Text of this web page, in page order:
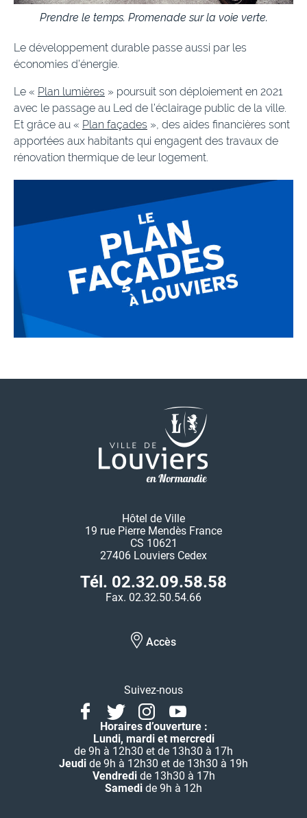
Prendre le temps. Promenade sur la voie verte.
Le développement durable passe aussi par les
économies d’énergie.
Le « Plan lumières » poursuit son déploiement en 2021
avec le passage au Led de l’éclairage public de la ville.
Et grâce au « Plan façades », des aides financières sont
apportées aux habitants qui engagent des travaux de
rénovation thermique de leur logement.
Hôtel de Ville
19 rue Pierre Mendès France
CS 10621
27406 Louviers Cedex
Tél. 02.32.09.58.58
Fax. 02.32.50.54.66
Accès
Suivez-nous
FacebookTwitterInstagramYoutube
Horaires d’ouverture :
Lundi, mardi et mercredi
de 9h à 12h30 et de 13h30 à 17h
Jeudi de 9h à 12h30 et de 13h30 à 19h
Vendredide 13h30 à 17h
Samedi de 9h à 12h